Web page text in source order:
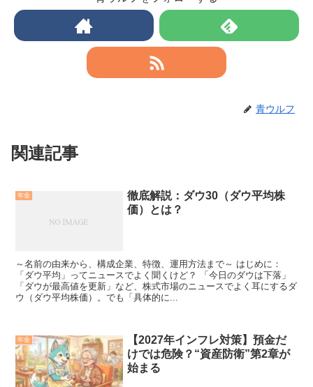
青ウルフ
関連記事
年金
徹底解説：ダウ30（ダウ平均株
価）とは？
～名前の由来から、構成企業、特徴、運用方法まで～ はじめに：
「ダウ平均」ってニュースでよく聞くけど？ 「今日のダウは下落」
「ダウが最高値を更新」など、株式市場のニュースでよく耳にするダ
ウ（ダウ平均株価）。でも「具体的に...
年金
【2027年インフレ対策】預金だ
けでは危険？“資産防衛”第2章が
始まる